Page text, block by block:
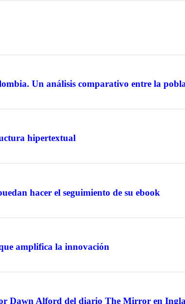
Un análisis comparativo entre la
hipertextual
hacer el seguimiento de su ebook
amplifica la innovación
Dawn Alford del diario The Mirror en